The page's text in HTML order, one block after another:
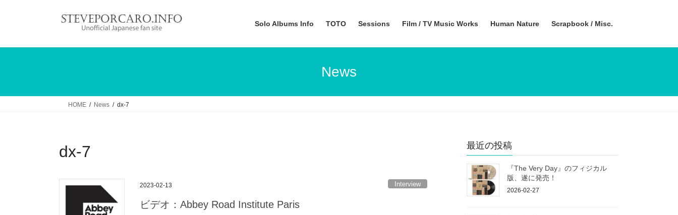
Solo Albums Info TOTO Sessions Film / TV Music Works Human Nature Scrapbook / Misc.
News
HOME News dx-7
dx-7
2023-02-13 Interview
ビデオ：Abbey Road Institute Paris
最近の投稿
『The Very Day』のフィジカル
版、遂に発売！
2026-02-27